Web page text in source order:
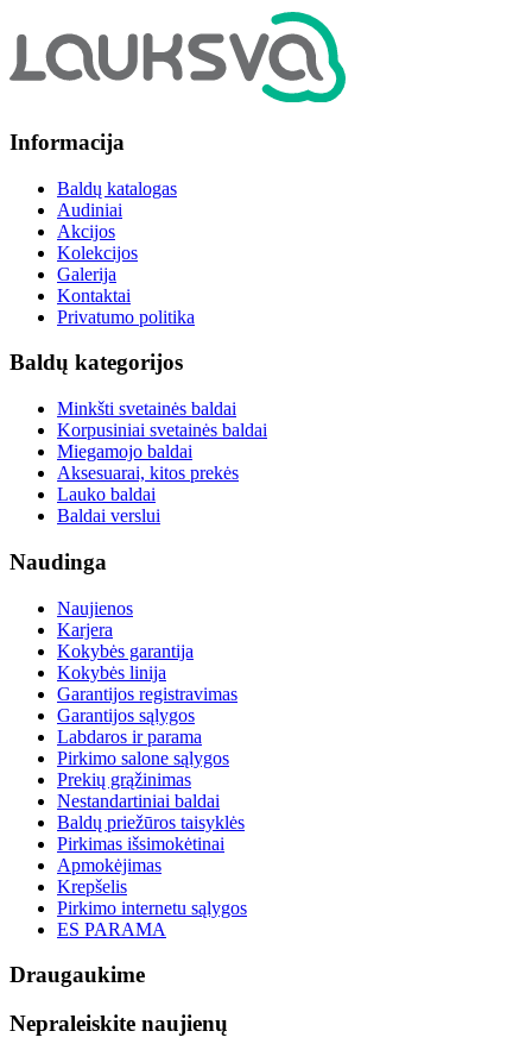
Informacija
Baldų katalogas
Audiniai
Akcijos
Kolekcijos
Galerija
Kontaktai
Privatumo politika
Baldų kategorijos
Minkšti svetainės baldai
Korpusiniai svetainės baldai
Miegamojo baldai
Aksesuarai, kitos prekės
Lauko baldai
Baldai verslui
Naudinga
Naujienos
Karjera
Kokybės garantija
Kokybės linija
Garantijos registravimas
Garantijos sąlygos
Labdaros ir parama
Pirkimo salone sąlygos
Prekių grąžinimas
Nestandartiniai baldai
Baldų priežūros taisyklės
Pirkimas išsimokėtinai
Apmokėjimas
Krepšelis
Pirkimo internetu sąlygos
ES PARAMA
Draugaukime
Nepraleiskite naujienų